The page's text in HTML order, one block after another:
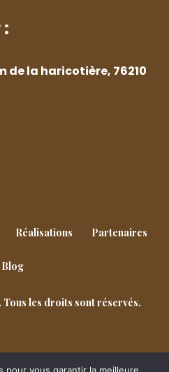
de la haricotière, 76210
Réalisations Partenaires
Blog
les droits sont réservés.